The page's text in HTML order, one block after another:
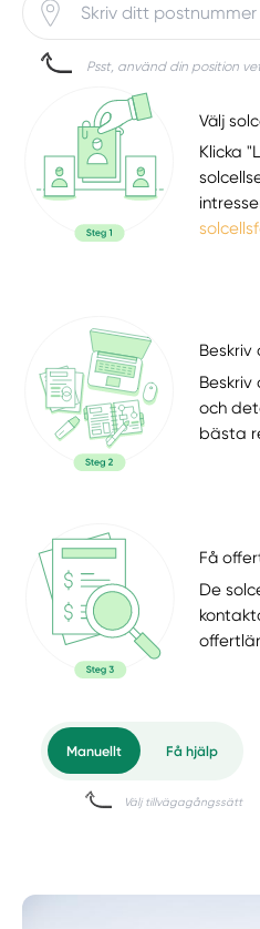
Psst, använd din position
Välj
Klicka
och
bästa
Få
De